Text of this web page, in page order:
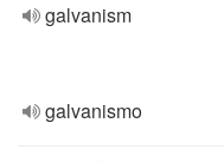
galvanism
galvanismo